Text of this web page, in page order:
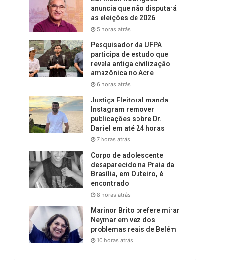
anuncia que não disputará
as eleições de 2026
5 horas atrás
Pesquisador da UFPA
participa de estudo que
revela antiga civilização
amazônica no Acre
6 horas atrás
Justiça Eleitoral manda
Instagram remover
publicações sobre Dr.
Daniel em até 24 horas
7 horas atrás
Corpo de adolescente
desaparecido na Praia da
Brasília, em Outeiro, é
encontrado
8 horas atrás
Marinor Brito prefere mirar
Neymar em vez dos
problemas reais de Belém
10 horas atrás